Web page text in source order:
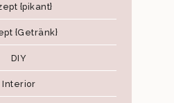
{pikant}
{Getränk}
DIY
Interior